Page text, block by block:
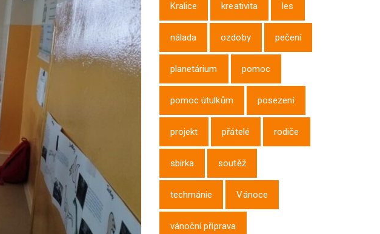
Kralice kreativita les
nálada ozdoby pečení
planetárium pomoc
pomoc útulkům posezení
projekt přátelé rodiče
sbírka soutěž
techmánie Vánoce
vánoční příprava